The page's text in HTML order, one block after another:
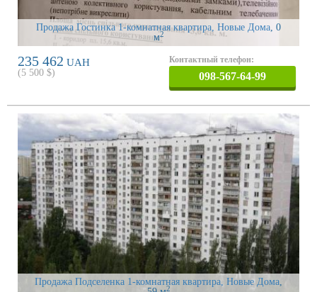
Продажа Гостинка 1-комнатная квартира, Новые Дома, 0
м2
235 462 UAH
(5 500 $)
Контактный телефон:
098-567-64-99
Продажа Подселенка 1-комнатная квартира, Новые Дома
2